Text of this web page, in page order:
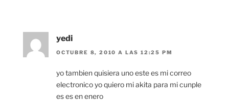
yedi
OCTUBRE 8, 2010 A LAS 12:25 PM
yo tambien quisiera uno este es mi correo
electronico yo quiero mi akita para mi cunple
es es en enero